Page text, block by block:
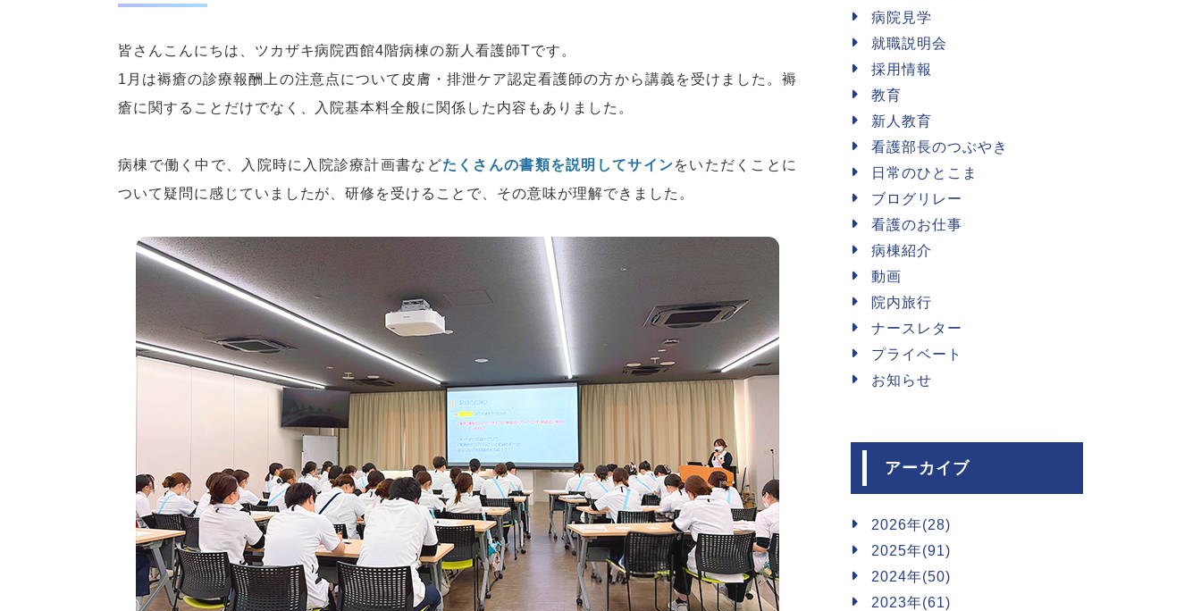
皆さんこんにちは、ツカザキ病院西館4階病棟の新人看護師Tです。
1月は褥瘡の診療報酬上の注意点について皮膚・排泄ケア認定看護師の方から講義を受けました。褥
瘡に関することだけでなく、入院基本料全般に関係した内容もありました。
病棟で働く中で、入院時に入院診療計画書などたくさんの書類を説明してサインをいただくことに
ついて疑問に感じていましたが、研修を受けることで、その意味が理解できました。
病院見学
就職説明会
採用情報
教育
新人教育
看護部長のつぶやき
日常のひとこま
ブログリレー
看護のお仕事
病棟紹介
動画
院内旅行
ナースレター
プライベート
お知らせ
アーカイブ
2026年(28)
2025年(91)
2024年(50)
2023年(61)